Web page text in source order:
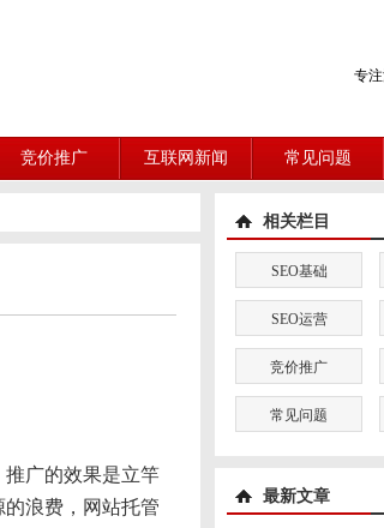
专
竞价推广 互联网新闻 常见问题
广的效果是立竿
浪费，网站托管
相关栏目
SEO基础
SEO运营
竞价推广
常见问题
最新文章